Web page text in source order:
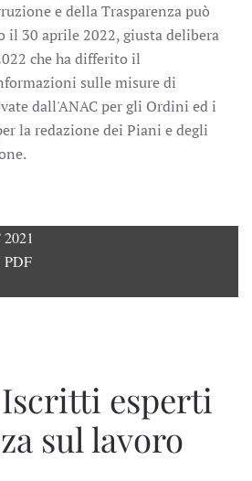
e della Trasparenza può
il 30 aprile 2022, giusta delibera
che ha differito il
sulle misure di
dall'ANAC per gli Ordini ed i
la redazione dei Piani e degli
PDF
esperti
sul lavoro